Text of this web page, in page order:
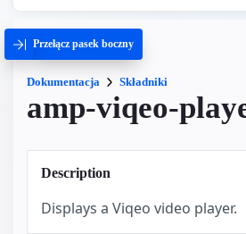
Przełącz pasek boczny
Dokumentacja Składniki
amp-viqeo-
Description
Displays a Viqeo video player.